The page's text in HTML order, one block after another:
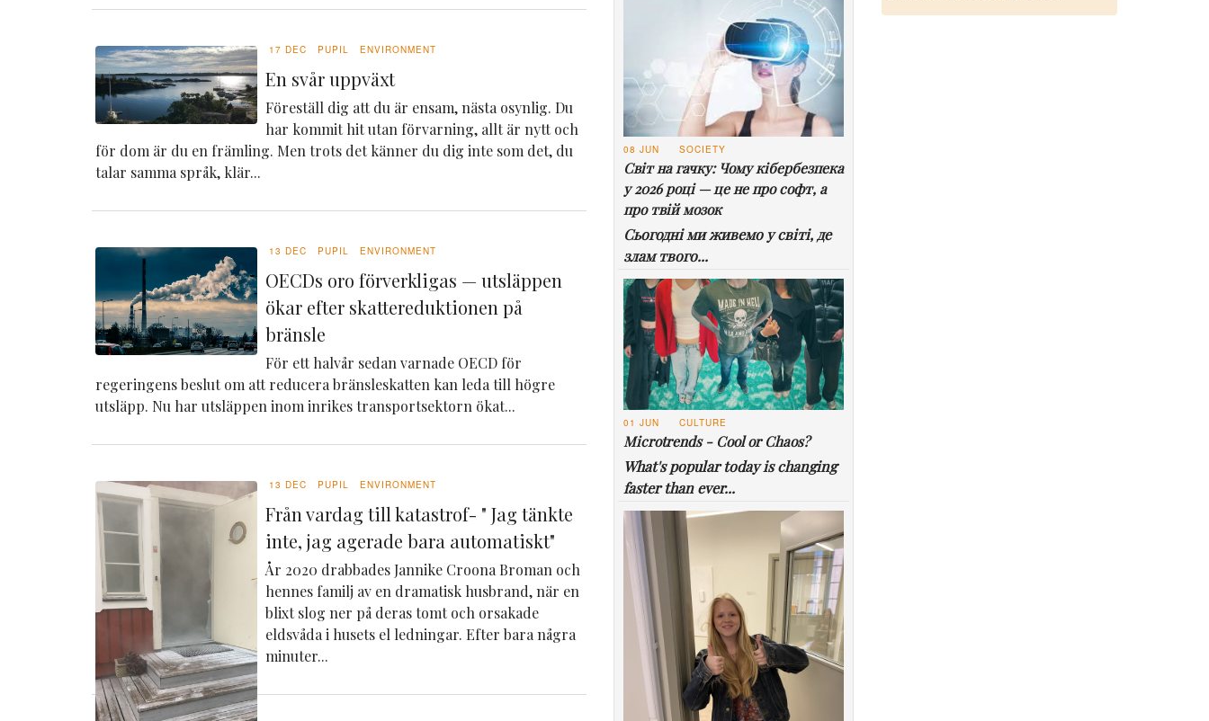
17 DEC PUPIL ENVIRONMENT
En svår uppväxt
Föreställ dig att du är ensam, nästa osynlig. Du
har kommit hit utan förvarning, allt är nytt och
för dom är du en främling. Men trots det känner du dig inte som det, du
talar samma språk, klär...
13 DEC PUPIL ENVIRONMENT
OECDs oro förverkligas — utsläppen
ökar efter skattereduktionen på
bränsle
För ett halvår sedan varnade OECD för
regeringens beslut om att reducera bränsleskatten kan leda till högre
utsläpp. Nu har utsläppen inom inrikes transportsektorn ökat...
13 DEC PUPIL ENVIRONMENT
Från vardag till katastrof- " Jag tänkte
inte, jag agerade bara automatiskt"
År 2020 drabbades Jannike Croona Broman och
hennes familj av en dramatisk husbrand, när en
blixt slog ner på deras tomt och orsakade
eldsvåda i husets el ledningar. Efter bara några
minuter...
08 JUN SOCIETY
Світ на гачку: Чому кібербезпека
у 2026 році — це не про софт, а
про твій мозок
Сьогодні ми живемо у світі, де
злам твого...
01 JUN CULTURE
Microtrends - Cool or Chaos?
What's popular today is changing
faster than ever...